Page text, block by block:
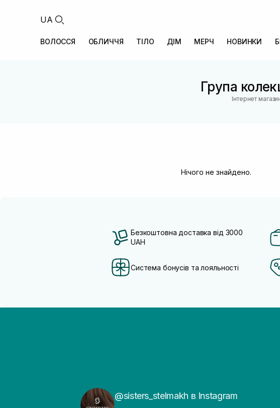
UA
ВОЛОССЯ ОБЛИЧЧЯ ТІЛО ДІМ МЕРЧ НОВИНКИ
Група
Інтернет
Нічого не знайдено.
Безкоштовна доставка від 3000
UAH
Система бонусів та лояльності
@sisters_stelmakh в Instagram